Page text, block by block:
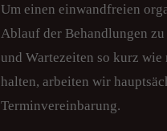
Um einen einwandfreien
Ablauf der Behandlungen
und Wartezeiten so kurz wie
halten, arbeiten wir
Terminvereinbarung.